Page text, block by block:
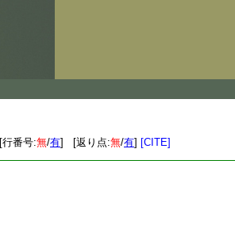
[行番号:無/有] [返り点:無/有] [CITE]